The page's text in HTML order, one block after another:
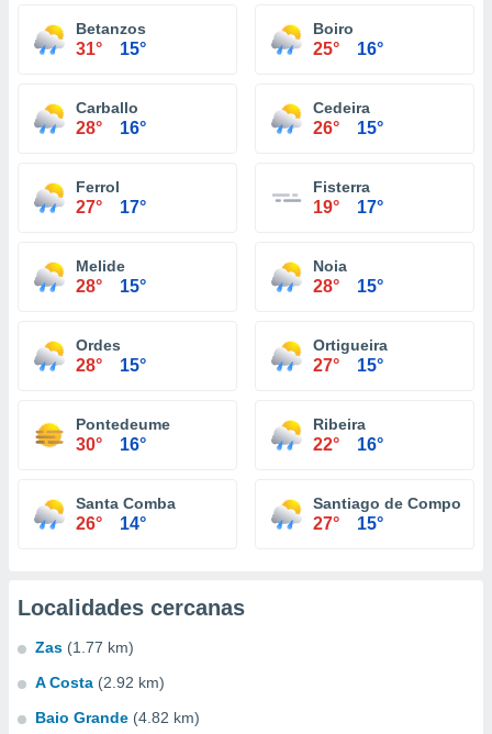
Betanzos
31° 15°
Boiro
25° 16°
Carballo
28° 16°
Cedeira
26° 15°
Ferrol
27° 17°
Fisterra
19° 17°
Melide
28° 15°
Noia
28° 15°
Ordes
28° 15°
Ortigueira
27° 15°
Pontedeume
30° 16°
Ribeira
22° 16°
Santa Comba
26° 14°
Santiago de
27° 15°
Localidades cercanas
Zas (1.77 km)
A Costa (2.92 km)
Baio Grande (4.82 km)